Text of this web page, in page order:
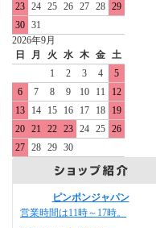
23 24 25 26 27 28 29
30 31
2026年9月
日
月 火 水 木 金 土
1
2 3 4
5
6
7 8 9 10 11
12
13
14 15 16 17 18
19
20 21 22 23 24 25 26
27 28 29 30
ピンポンジャパン
営業時間は11時～17時。